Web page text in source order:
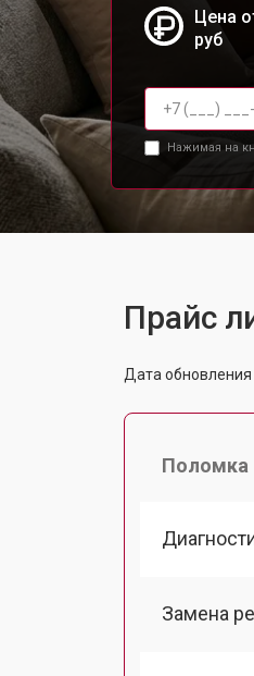
Цена
руб
Нажимая на
Прайс
Дата обновления
Поломка
Замена